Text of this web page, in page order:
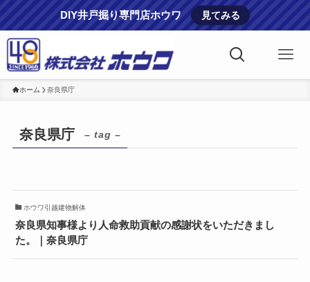
DIY井戸掘り専門店ホウワ 見てみる
ホーム 奈良県庁
奈良県庁 – tag –
ホウワ引越建物解体
奈良県知事様より人命救助貢献の感謝状をいただきまし
た。｜奈良県庁